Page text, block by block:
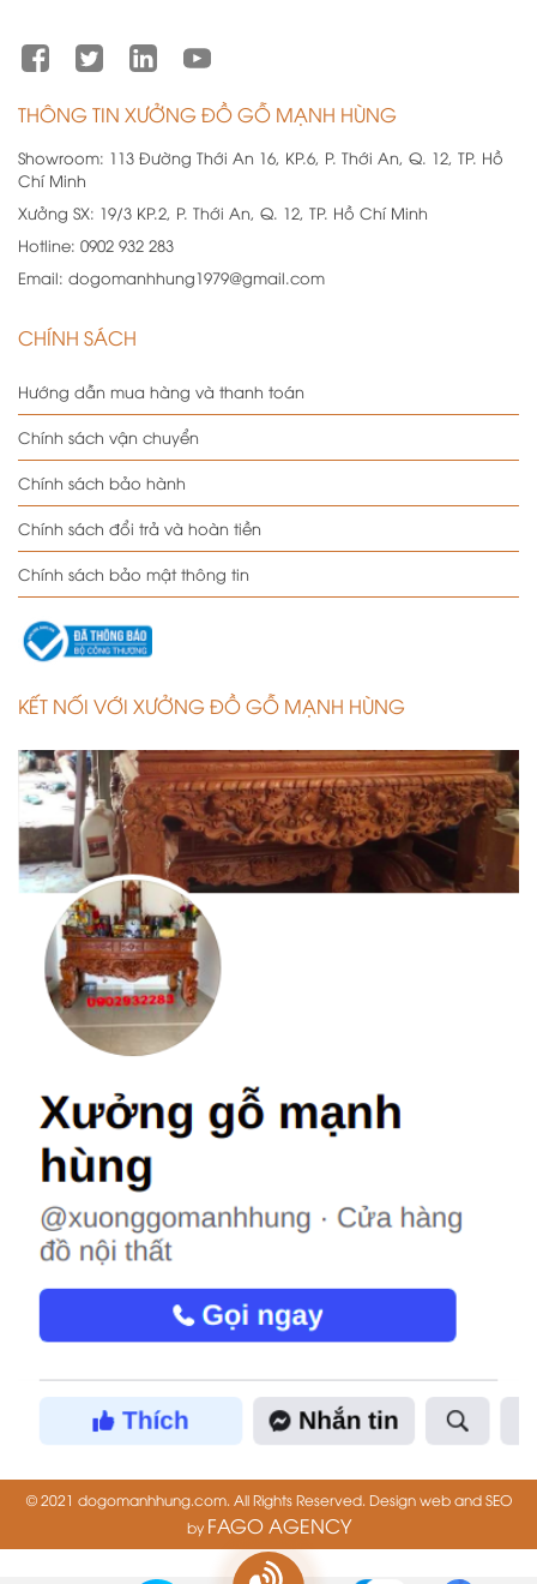
THÔNG TIN XƯỞNG ĐỒ GỖ MẠNH HÙNG
Showroom: 113 Đường Thới An 16, KP.6, P. Thới An, Q. 12, TP. Hồ
Chí Minh
Xưởng SX: 19/3 KP.2, P. Thới An, Q. 12, TP. Hồ Chí Minh
Hotline: 0902 932 283
Email: dogomanhhung1979@gmail.com
CHÍNH SÁCH
Hướng dẫn mua hàng và thanh toán
Chính sách vận chuyển
Chính sách bảo hành
Chính sách đổi trả và hoàn tiền
Chính sách bảo mật thông tin
KẾT NỐI VỚI XƯỞNG ĐỒ GỖ MẠNH HÙNG
© 2021 dogomanhhung.com. All Rights Reserved. Design web and SEO
by FAGO AGENCY